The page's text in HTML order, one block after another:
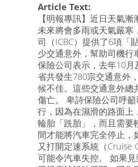
Article Text:
【明報專訊】近日天氣漸
未來將會多雨或天氣嚴寒
司（ICBC）提供了6項「
少交通意外，幫助司機行
保險公司表示，去年10月
省共發生780宗交通意外
候不佳。這些交通意外總
傷亡。 卑詩保險公司呼
行，因為在濕滑的路面上
輪胎「跣胎」，而且需要
間才能將汽車完全停止，
又打開定速系統（Cruise
可能令汽車失控。 如果見